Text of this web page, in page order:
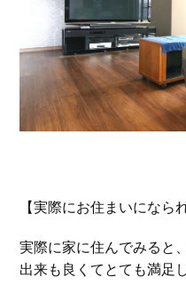
【実際にお住まいになら
実際に家に住んでみると
出来も良くてとても満足